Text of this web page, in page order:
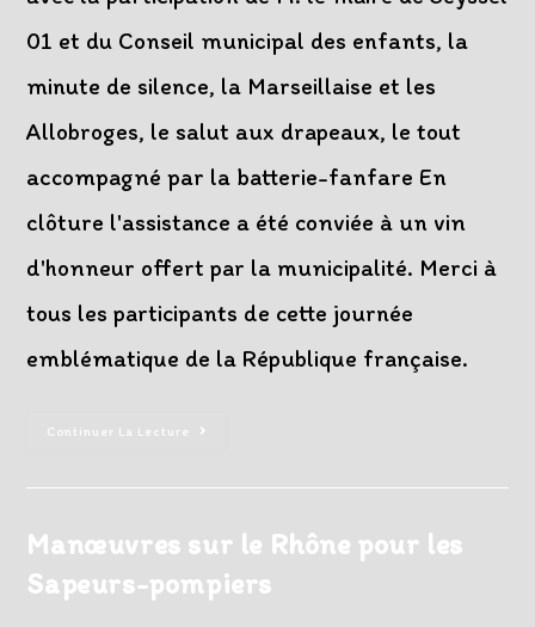
01 et du Conseil municipal des enfants, la
minute de silence, la Marseillaise et les
Allobroges, le salut aux drapeaux, le tout
accompagné par la batterie-fanfare En
clôture l'assistance a été conviée à un vin
d'honneur offert par la municipalité. Merci à
tous les participants de cette journée
emblématique de la République française.
Continuer La Lecture
Les
Fête
Manœuvres sur le Rhône pour les
Sapeurs-pompiers